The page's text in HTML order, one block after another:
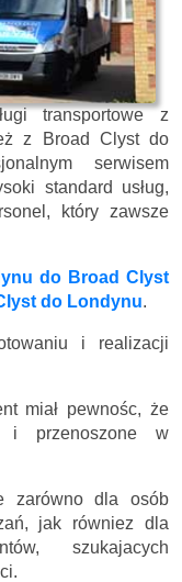
transportowe z
z Broad Clyst do
serwisem
standard usług,
który zawsze
do Broad Clyst
do Londynu.
i realizacji
miał pewnośc, że
i przenoszone w
zarówno dla osób
jak równiez dla
szukajacych